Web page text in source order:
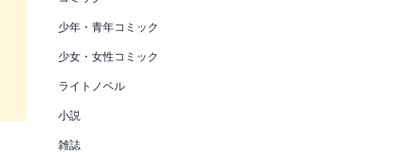
少年・青年コミック
少女・女性コミック
ライトノベル
小説
雑誌